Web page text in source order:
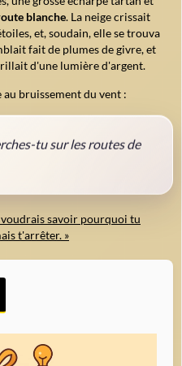
blanche. La neige crissait
et, soudain, elle se trouva
fait de plumes de givre, et
d'une lumière d'argent.
au bruissement du vent :
tu sur les routes de
voudrais savoir pourquoi tu
t'arrêter. »